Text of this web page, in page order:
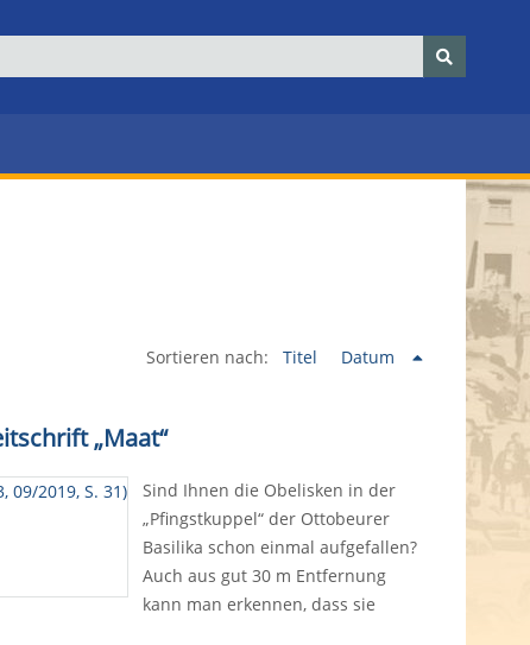
Sortieren nach: Titel Datum
„Maat“
Sind Ihnen die Obelisken in der
„Pfingstkuppel“ der Ottobeurer
Basilika schon einmal aufgefallen?
Auch aus gut 30 m Entfernung
kann man erkennen, dass sie